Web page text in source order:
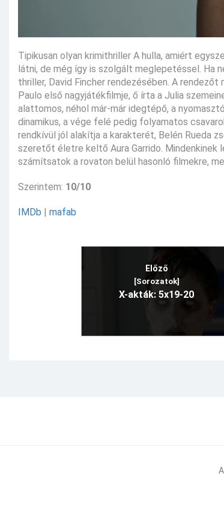
Tipikusan olyan krimithriller A hulla, amiért
látni, de még így is szolgált meglepetéssel. Ha
thriller, David Fincher rendezésében. A
Paulo első nagyjátékfilmje, ő írta a Julia
alattomos, néhol már-már idegtépő, a
dinamikus, a vége felé pedig folyamatos
rendkívül jól alakítja a karakterét, Belén Rueda
szeretőt életre keltő Aura Garrido. Mindenkinek
számítsatok a rovaton belül hasonló filmekre,
Szerintem: 10/10
IMDb mafab
Előző
[Sorozatok]
X-akták: 5x19-20